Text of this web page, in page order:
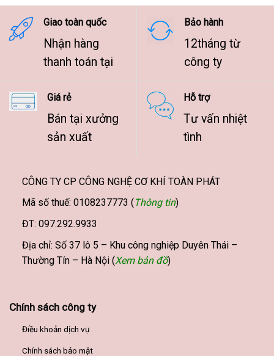
9.500.000 ₫
Giao toàn quốc
Nhận hàng
thanh toán tại
Bảo hành
12tháng từ
công ty
Giá rẻ
Bán tại xưởng
sản xuất
Hỗ trợ
Tư vấn nhiệt
tình
CÔNG TY CP CÔNG NGHỆ CƠ KHÍ TOÀN PHÁT
Mã số thuế: 0108237773 ( Thông tin)
ĐT: 097.292.9933
Địa chỉ: Số 37 lô 5 – Khu công nghiệp Duyên Thái –
Thường Tín – Hà Nội (Xem bản đồ)
Chính sách công ty
Điều khoản dịch vụ
Chính sách bảo mật